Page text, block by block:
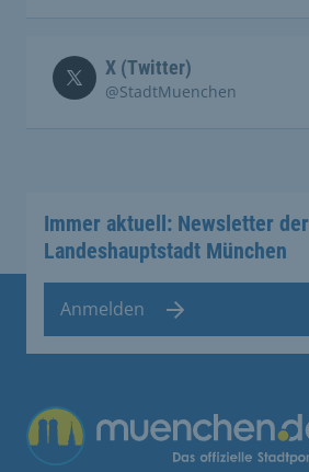
X (Twitter)
@StadtMuenchen
Immer aktuell: Newsletter der
Landeshauptstadt München
Anmelden
Übergreifende Links